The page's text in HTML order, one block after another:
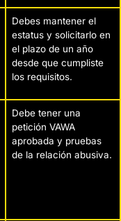
Debes mantener el
estatus y solicitarlo en
el plazo de un año
desde que cumpliste
los requisitos.
Debe tener una
petición VAWA
aprobada y pruebas
de la relación abusiva.